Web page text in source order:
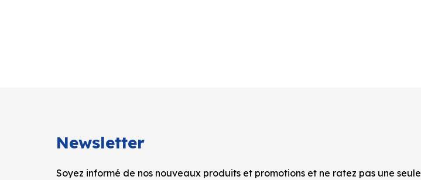
Newsletter
Soyez informé de nos nouveaux produits et promotions et ne ratez pas une seule